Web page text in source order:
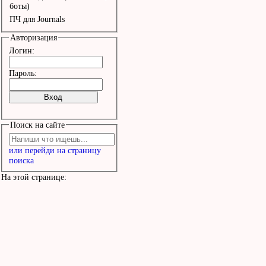
Любимый нами Дед
Копна волос с
сходство,
А красный нос -
производства,
Зато в мороз работал
нос.
боты)
ПЧ для Journals
Авторизация
Логин:
Пароль:
Поиск на сайте
или перейди на страницу
поиска
На этой странице: